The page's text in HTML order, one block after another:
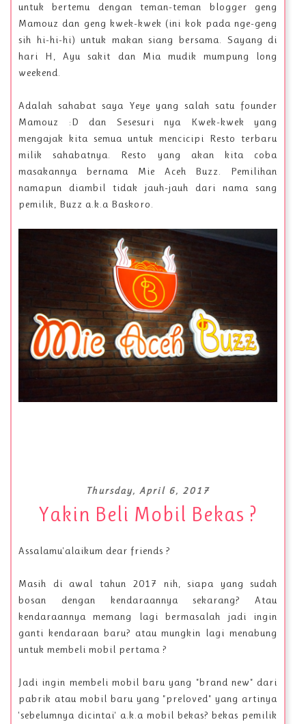
untuk bertemu dengan teman-teman blogger geng
Mamouz dan geng kwek-kwek (ini kok pada nge-geng
sih hi-hi-hi) untuk makan siang bersama. Sayang di
hari H, Ayu sakit dan Mia mudik mumpung long
weekend.
Adalah sahabat saya Yeye yang salah satu founder
Mamouz :D dan Sesesuri nya Kwek-kwek yang
mengajak kita semua untuk mencicipi Resto terbaru
milik sahabatnya. Resto yang akan kita coba
masakannya bernama Mie Aceh Buzz. Pemilihan
namapun diambil tidak jauh-jauh dari nama sang
pemilik, Buzz a.k.a Baskoro.
Thursday, April 6, 2017
Yakin Beli Mobil Bekas ?
Assalamu'alaikum dear friends ?
Masih di awal tahun 2017 nih, siapa yang sudah
bosan dengan kendaraannya sekarang? Atau
kendaraannya memang lagi bermasalah jadi ingin
ganti kendaraan baru? atau mungkin lagi menabung
untuk membeli mobil pertama ?
Jadi ingin membeli mobil baru yang "brand new" dari
pabrik atau mobil baru yang "preloved" yang artinya
'sebelumnya dicintai' a.k.a mobil bekas? bekas pemilik